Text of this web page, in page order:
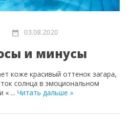
03.08.2020
и минусы
коже красивый оттенок загара,
солнца в эмоциональном
« ... Читать дальше »